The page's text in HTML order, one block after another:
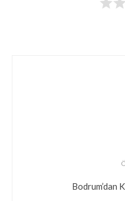
Bodrum’dan